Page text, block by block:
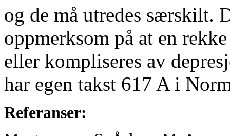
og de må utredes særskilt.
oppmerksom på at en
eller kompliseres av
har egen takst 617 A i
Referanser: